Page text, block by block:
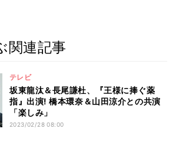
関連記事
テレビ
坂東龍汰＆長尾謙杜、『王様に捧ぐ薬
指』出演! 橋本環奈＆山田涼介との共演
「楽しみ」
2023/02/28 08:00